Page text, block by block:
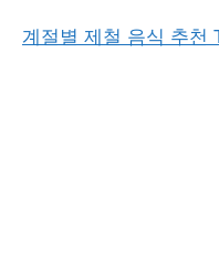
계절별 제철 음식 추천